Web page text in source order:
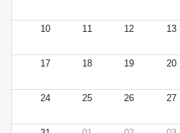
10 11 12 13
17 18 19 20
24 25 26 27